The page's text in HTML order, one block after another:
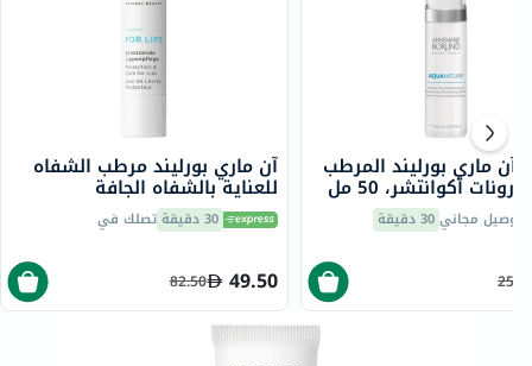
آن ماري بورليند مرطب الشفاه
للعناية بالشفاه الجافة
والمتشققة 4.8 جرام
30 دقيقة تصلك في
49.50
82.50
آن ماري بورليند المرطب
أكوانتشر، 50 مل
توصيل مجاني30 دقيقة
255